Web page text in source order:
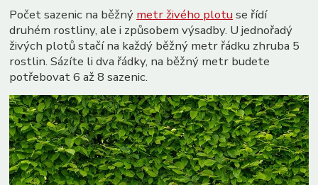
Počet sazenic na běžný metr živého plotu se řídí
druhém rostliny, ale i způsobem výsadby. U jednořadý
živých plotů stačí na každý běžný metr řádku zhruba 5
rostlin. Sázíte li dva řádky, na běžný metr budete
potřebovat 6 až 8 sazenic.